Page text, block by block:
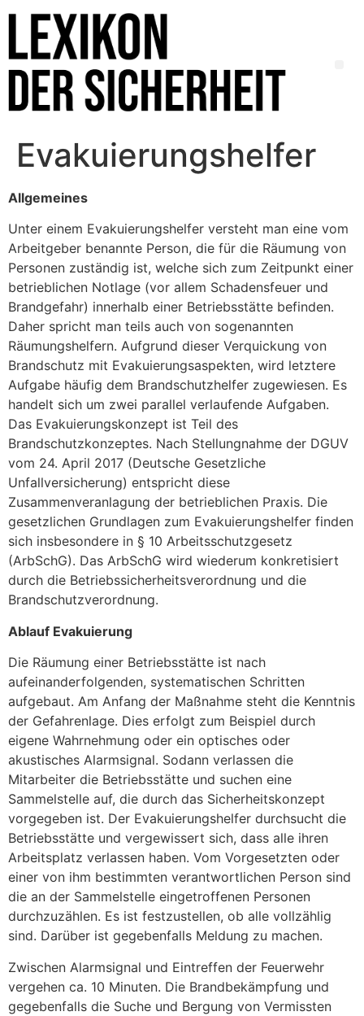
Evakuierungshelfer
Allgemeines
Unter einem Evakuierungshelfer versteht man eine vom
Arbeitgeber benannte Person, die für die Räumung von
Personen zuständig ist, welche sich zum Zeitpunkt einer
betrieblichen Notlage (vor allem Schadensfeuer und
Brandgefahr) innerhalb einer Betriebsstätte befinden.
Daher spricht man teils auch von sogenannten
Räumungshelfern. Aufgrund dieser Verquickung von
Brandschutz mit Evakuierungsaspekten, wird letztere
Aufgabe häufig dem Brandschutzhelfer zugewiesen. Es
handelt sich um zwei parallel verlaufende Aufgaben.
Das Evakuierungskonzept ist Teil des
Brandschutzkonzeptes. Nach Stellungnahme der DGUV
vom 24. April 2017 (Deutsche Gesetzliche
Unfallversicherung) entspricht diese
Zusammenveranlagung der betrieblichen Praxis. Die
gesetzlichen Grundlagen zum Evakuierungshelfer finden
sich insbesondere in § 10 Arbeitsschutzgesetz
(ArbSchG). Das ArbSchG wird wiederum konkretisiert
durch die Betriebssicherheitsverordnung und die
Brandschutzverordnung.
Ablauf Evakuierung
Die Räumung einer Betriebsstätte ist nach
aufeinanderfolgenden, systematischen Schritten
aufgebaut. Am Anfang der Maßnahme steht die Kenntnis
der Gefahrenlage. Dies erfolgt zum Beispiel durch
eigene Wahrnehmung oder ein optisches oder
akustisches Alarmsignal. Sodann verlassen die
Mitarbeiter die Betriebsstätte und suchen eine
Sammelstelle auf, die durch das Sicherheitskonzept
vorgegeben ist. Der Evakuierungshelfer durchsucht die
Betriebsstätte und vergewissert sich, dass alle ihren
Arbeitsplatz verlassen haben. Vom Vorgesetzten oder
einer von ihm bestimmten verantwortlichen Person sind
die an der Sammelstelle eingetroffenen Personen
durchzuzählen. Es ist festzustellen, ob alle vollzählig
sind. Darüber ist gegebenfalls Meldung zu machen.
Zwischen Alarmsignal und Eintreffen der Feuerwehr
vergehen ca. 10 Minuten. Die Brandbekämpfung und
gegebenfalls die Suche und Bergung von Vermissten